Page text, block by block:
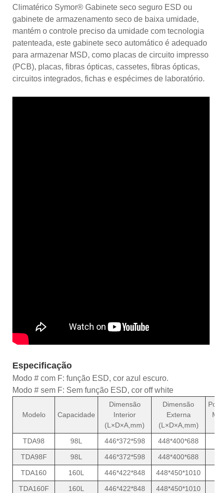
Climatérico Symor® Gabinete seco seguro ESD ou
gabinete de armazenamento seco de baixa umidade,
mantém o controle preciso da umidade com tecnologia
patenteada, este gabinete seco automático é adequado
para armazenar MSD, como placas de circuito impresso
(PCB), placas, fibras ópticas, cassetes, fibras ópticas,
circuitos integrados, fichas e espécimes de laboratório.
Especificação
Modo # com F: função ESD, cor azul escuro.
Modo # sem F: Sem função ESD, cor off white
Modelo Capacidade
Dimensão
Interior
(L×D×A,mm)
Dimensão
Externa
(L×D×A,mm)
TDA98
98L 446*372*598 448*400*688
TDA98F
98L 446*372*598 448*400*688
TDA160
160L 446*422*848 448*450*1010
TDA160F
160L 446*422*848 448*450*1010